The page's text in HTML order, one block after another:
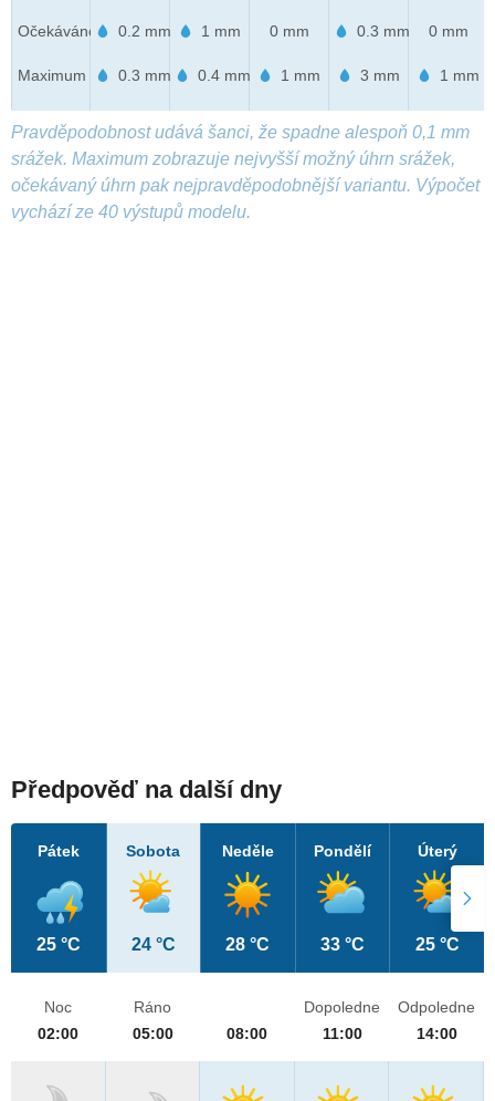
Očekáváno
Maximum
0.2 mm
0.3 mm
1 mm
0.4 mm
0 mm
1 mm
0.3 mm
3 mm
0 mm
1 mm
Pravděpodobnost udává šanci, že spadne alespoň 0,1 mm
srážek. Maximum zobrazuje nejvyšší možný úhrn srážek,
očekávaný úhrn pak nejpravděpodobnější variantu. Výpočet
vychází ze 40 výstupů modelu.
Předpověď na další dny
Pátek
25 °C
Sobota
24 °C
Neděle
28 °C
Pondělí
33 °C
Úterý
25 °C
Noc
02:00
Ráno
05:00
08:00
Dopoledne
11:00
Odpoledne
14:00